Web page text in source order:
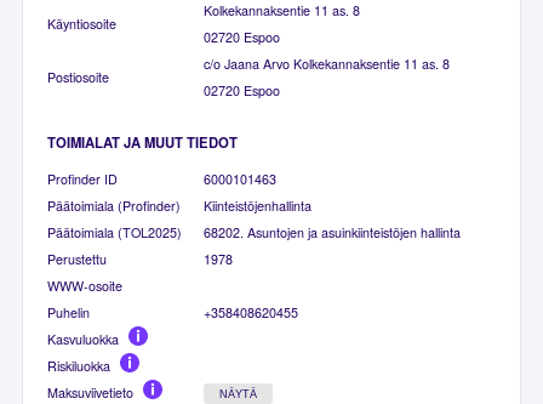
Käyntiosoite
Kolkekannaksentie 11 as. 8
02720 Espoo
Postiosoite
c/o Jaana Arvo Kolkekannaksentie 11 as. 8
02720 Espoo
TOIMIALAT JA MUUT TIEDOT
Profinder ID
6000101463
Päätoimiala (Profinder)
Kiinteistöjenhallinta
Päätoimiala (TOL2025)
68202. Asuntojen ja asuinkiinteistöjen hallinta
Perustettu
1978
WWW-osoite
Puhelin
+358408620455
Kasvuluokka
Riskiluokka
Maksuviivetieto
NÄYTÄ